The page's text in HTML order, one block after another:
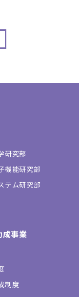
研究部
機能研究部
テム研究部
成事業
制度